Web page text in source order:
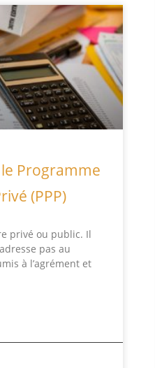
Programme
(PPP)
privé ou public. Il
pas au
à l’agrément et